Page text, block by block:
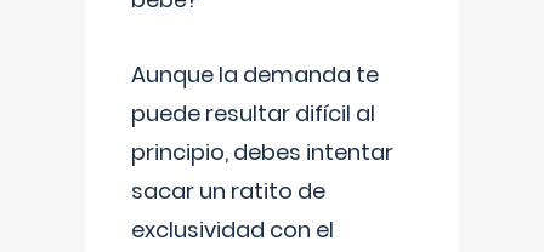
Aunque la demanda te
puede resultar difícil al
principio, debes intentar
sacar un ratito de
exclusividad con el